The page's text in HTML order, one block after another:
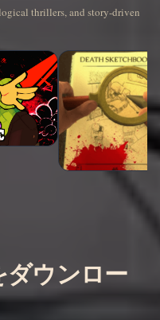
thrillers, and story-driven
ウンロー